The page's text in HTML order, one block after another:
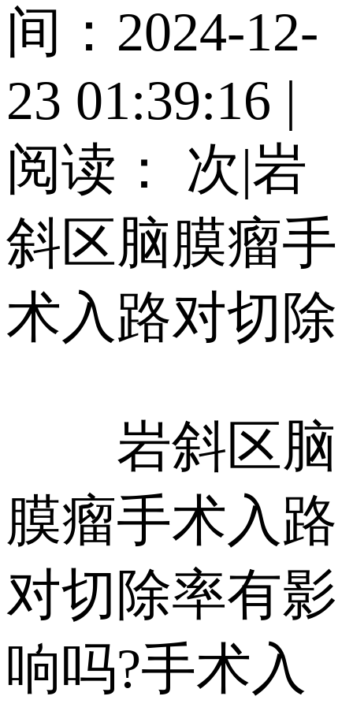
间：2024-12-
23 01:39:16 |
阅读： 次|岩
斜区脑膜瘤手
术入路对切除
岩斜区脑
膜瘤手术入路
对切除率有影
响吗?手术入